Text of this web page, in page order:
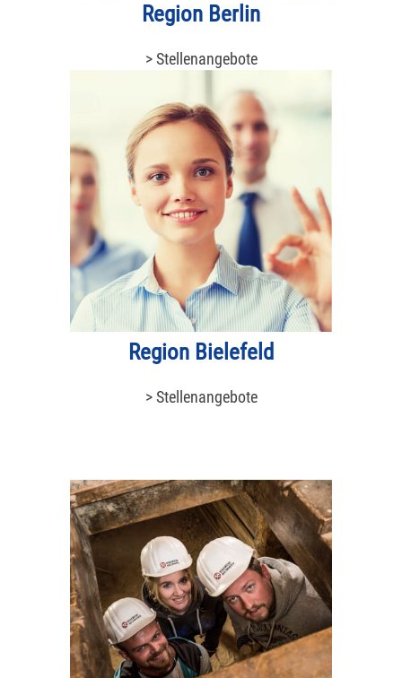
Region Berlin
> Stellenangebote
Region Bielefeld
> Stellenangebote